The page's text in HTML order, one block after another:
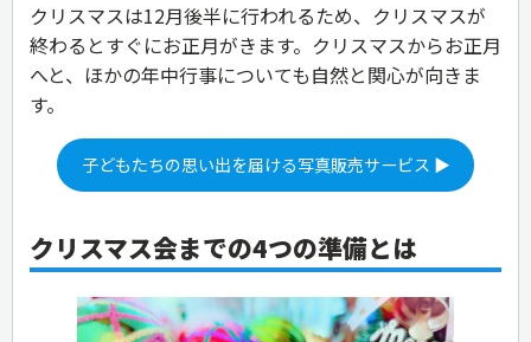
クリスマスは12月後半に行われるため、クリスマスが
終わるとすぐにお正月がきます。クリスマスからお正月
へと、ほかの年中行事についても自然と関心が向きま
す。
子どもたちの思い出を届ける写真販売サービス ▶
クリスマス会までの4つの準備とは